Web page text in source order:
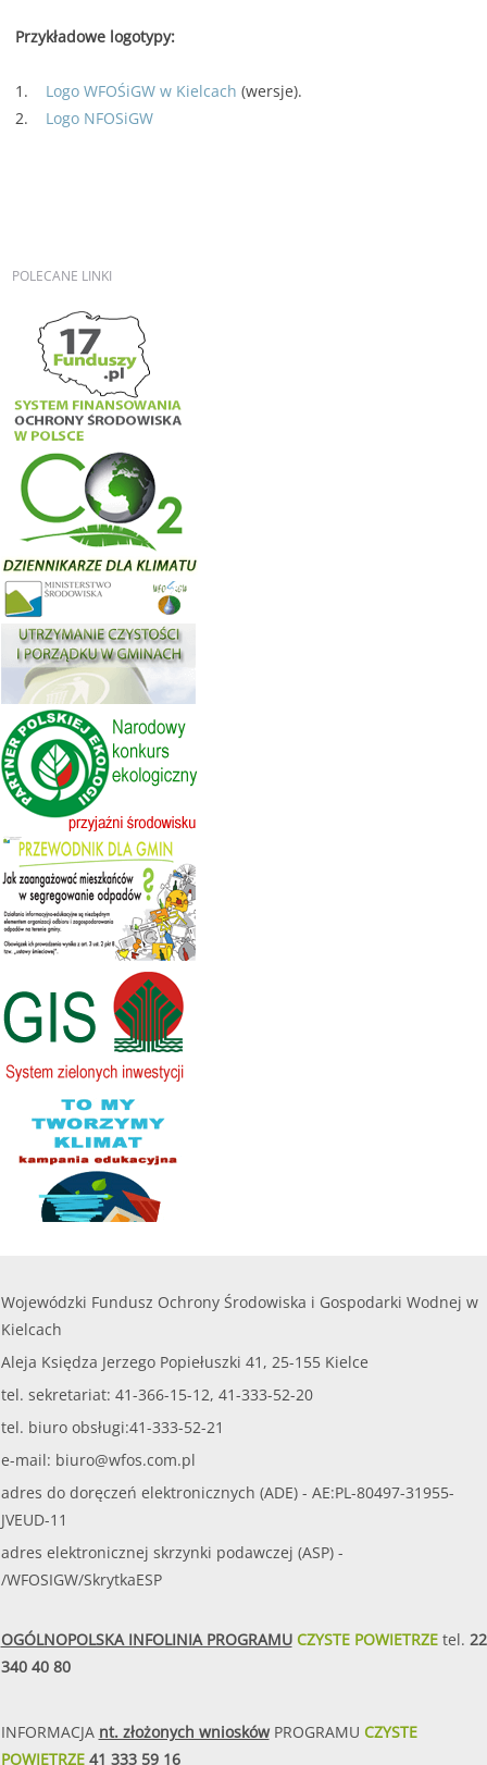
Przykładowe logotypy:
1. Logo WFOŚiGW w Kielcach (wersje).
2. Logo NFOSiGW
POLECANE LINKI
Wojewódzki Fundusz Ochrony Środowiska i Gospodarki Wodnej w
Kielcach
Aleja Księdza Jerzego Popiełuszki 41, 25-155 Kielce
tel. sekretariat: 41-366-15-12, 41-333-52-20
tel. biuro obsługi:41-333-52-21
e-mail: biuro@wfos.com.pl
adres do doręczeń elektronicznych (ADE) - AE:PL-80497-31955-
JVEUD-11
adres elektronicznej skrzynki podawczej (ASP) -
/WFOSIGW/SkrytkaESP
OGÓLNOPOLSKA INFOLINIA PROGRAMUCZYSTE POWIETRZEtel. 22
340 40 80
INFORMACJA nt. złożonych wnioskówPROGRAMU CZYSTE
POWIETRZE41 333 59 16